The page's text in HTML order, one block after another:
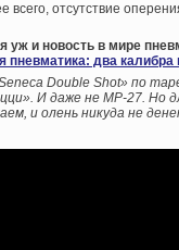
всего, отсутствие
уж и новость в мире
пневматика: два калибра
Double Shot» по
И даже не МР-27. Но
и олень никуда не